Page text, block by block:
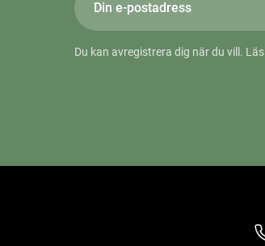
Du kan avregistrera dig när du vill. Läs